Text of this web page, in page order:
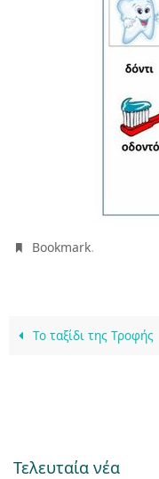
Bookmark.
Το ταξίδι της Τροφής
Τελευταία νέα